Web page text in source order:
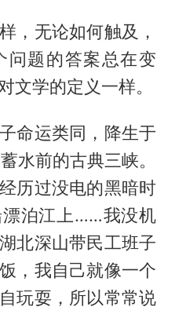
，无论如何触及，
问题的答案总在变
文学的定义一样。
命运类同，降生于
水前的古典三峡。
历过没电的黑暗时
漂泊江上……我没机
北深山带民工班子
，我自己就像一个
玩耍，所以常常说